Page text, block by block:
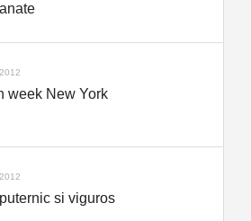
week New York
si viguros